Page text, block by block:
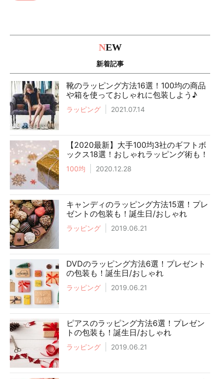
NEW
新着記事
靴のラッピング方法16選！100均の商品
や箱を使っておしゃれに包装しよう♪
ラッピング 2021.07.14
【2020最新】大手100均3社のギフトボ
ックス18選！おしゃれラッピング術も！
100均 2020.12.28
キャンディのラッピング方法15選！プレ
ゼントの包装も！誕生日/おしゃれ
ラッピング 2019.06.21
DVDのラッピング方法6選！プレゼント
の包装も！誕生日/おしゃれ
ラッピング 2019.06.21
ピアスのラッピング方法6選！プレゼン
トの包装も！誕生日/おしゃれ
ラッピング 2019.06.21